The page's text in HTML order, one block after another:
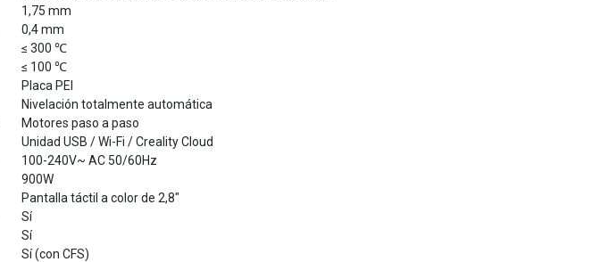
1,75 mm
0,4 mm
≤ 300 ℃
≤ 100 ℃
Placa PEI
Nivelación totalmente automática
Motores paso a paso
Unidad USB / Wi-Fi / Creality Cloud
100-240V~ AC 50/60Hz
900W
Pantalla táctil a color de 2,8"
Sí
Sí
Sí (con CFS)